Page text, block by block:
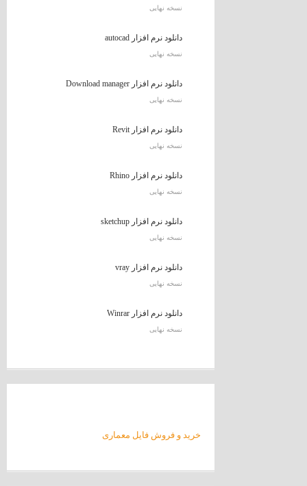
نسخه نهایی
دانلود نرم افزار autocad
نسخه نهایی
دانلود نرم افزار Download manager
نسخه نهایی
دانلود نرم افزار Revit
نسخه نهایی
دانلود نرم افزار Rhino
نسخه نهایی
دانلود نرم افزار sketchup
نسخه نهایی
دانلود نرم افزار vray
نسخه نهایی
دانلود نرم افزار Winrar
نسخه نهایی
خرید و فروش فایل معماری